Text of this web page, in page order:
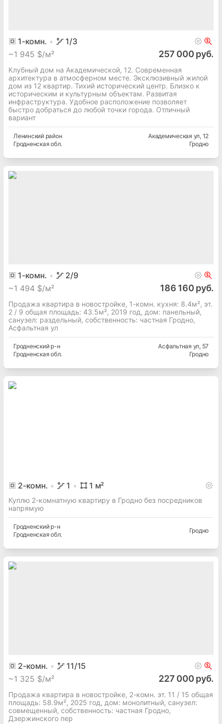
1-комн. 1/3
~1 945 $/м² 257 000 руб.
Клубный дом на Академической, 12. Современная
архитектура в атмосферном месте. Эксклюзивный жилой
дом из 12 квартир. Тихий исторический центр. Близко к
историческим и культурным объектам. Развитая
инфраструктура. Удобное расположение позволяет
быстро добраться до любой точки города. Отличный
вариант
Ленинскийрайон
Гродненская обл.
Академическая ул, 12
Гродно
1-комн. 2/9
~1 494 $/м² 186 160 руб.
Продажа квартира в новостройке, 1-комн. кухня: 8.4м², эт.
2 / 9 общая площадь: 43.5м², 2019 год, дом: панельный,
cанузел: раздельный, собственность: частная Гродно,
Асфальтная ул
Гродненскийр-н
Гродненская обл.
Асфальтная ул, 57
Гродно
2-комн. 1 1 м²
Куплю 2-комнатную квартиру в Гродно без посредников
напрямую
Гродненскийр-н
Гродненская обл.
Гродно
2-комн. 11/15
~1 325 $/м² 227 000 руб.
Продажа квартира в новостройке, 2-комн. эт. 11 / 15 общая
площадь: 58.9м², 2025 год, дом: монолитный, cанузел:
совмещенный, собственность: частная Гродно,
Дзержинского пер